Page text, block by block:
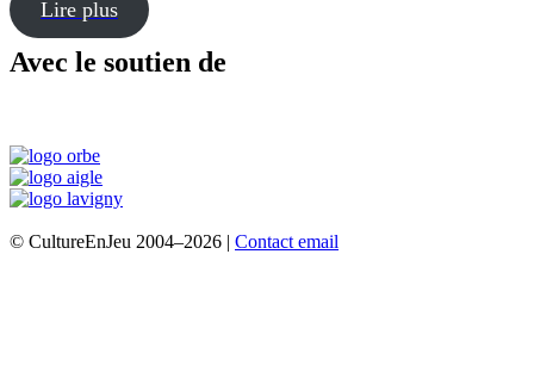
Lire plus
Avec le soutien de
© CultureEnJeu 2004–2026 | Contact email